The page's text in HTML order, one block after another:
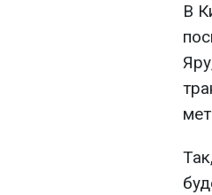
В